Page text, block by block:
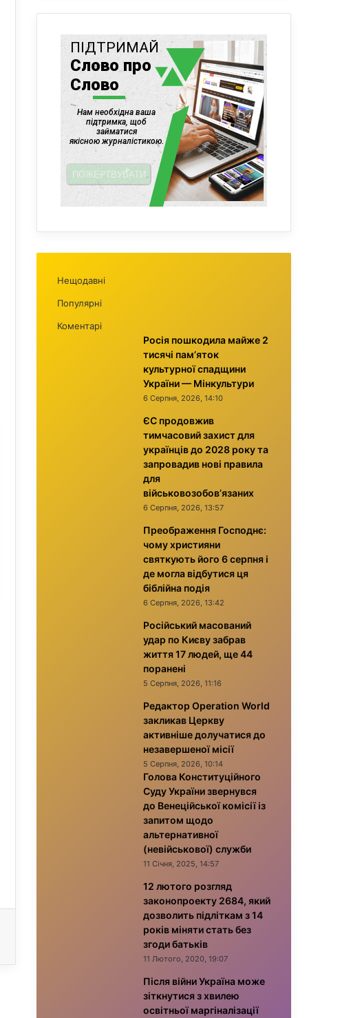
Нещодавні
Популярні
Коментарі
Росія пошкодила майже 2
тисячі пам’яток
культурної спадщини
України — Мінкультури
6 Серпня, 2026, 14:10
ЄС продовжив
тимчасовий захист для
українців до 2028 року та
запровадив нові правила
для
військовозобов’язаних
6 Серпня, 2026, 13:57
Преображення Господнє:
чому християни
святкують його 6 серпня і
де могла відбутися ця
біблійна подія
6 Серпня, 2026, 13:42
Російський масований
удар по Києву забрав
життя 17 людей, ще 44
поранені
5 Серпня, 2026, 11:16
Редактор Operation World
закликав Церкву
активніше долучатися до
незавершеної місії
5 Серпня, 2026, 10:14
Голова Конституційного
Суду України звернувся
до Венеційської комісії із
запитом щодо
альтернативної
(невійськової) служби
11 Січня, 2025, 14:57
12 лютого розгляд
законопроекту 2684, який
дозволить підліткам з 14
років міняти стать без
згоди батьків
11 Лютого, 2020, 19:07
Після війни Україна може
зіткнутися з хвилею
освітньої маргіналізації